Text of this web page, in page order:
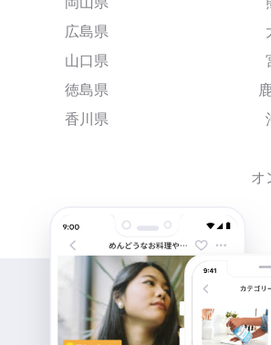
広島県
山口県
徳島県
香川県
オ